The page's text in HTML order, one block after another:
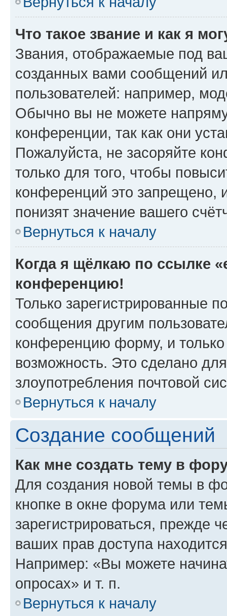
Что такое звание и как я
Звания, отображаемые под
созданных вами сообщений
пользователей: например,
Обычно вы не можете
конференции, так как они
Пожалуйста, не засоряйте
только для того, чтобы
конференций это запрещено,
понизят значение вашего
Вернуться к началу
Когда я щёлкаю по ссылке
конференцию!
Только зарегистрированные
сообщения другим
конференцию форму, и
возможность. Это сделано
злоупотребления почтовой
Вернуться к началу
Создание сообщений
Как мне создать тему в
Для создания новой темы в
кнопке в окне форума или
зарегистрироваться, прежде
ваших прав доступа
Например: «Вы можете
опросах» и т. п.
Вернуться к началу